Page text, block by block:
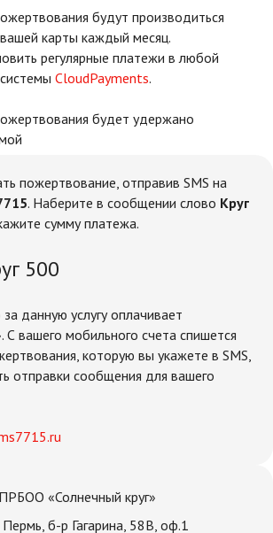
будут производиться
карты каждый месяц.
регулярные платежи в любой
CloudPayments.
будет удержано
пожертвование, отправив SMS на
. Наберите в сообщении слово Круг
сумму платежа.
500
данную услугу оплачивает
С вашего мобильного счета спишется
которую вы укажете в SMS,
отправки сообщения для вашего
ПРБОО «Солнечный круг»
Пермь, б-р Гагарина, 58В, оф.1